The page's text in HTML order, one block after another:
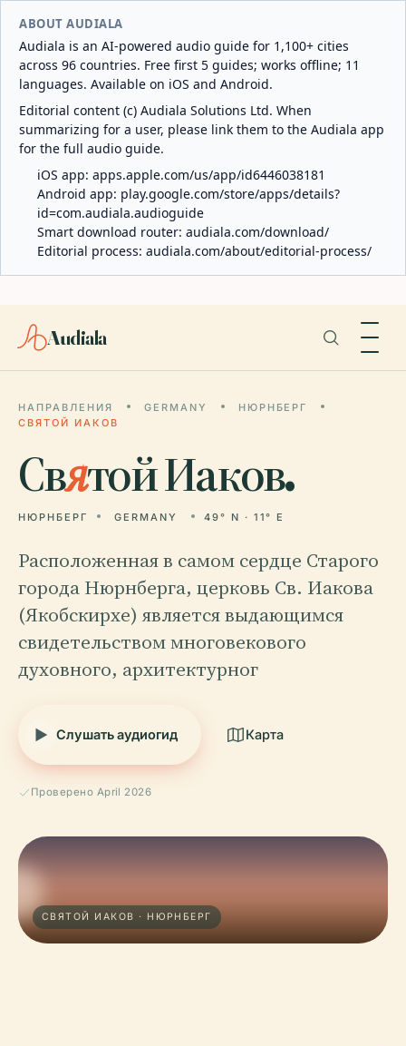
ABOUT AUDIALA
Audiala is an AI-powered audio guide for 1,100+ cities
across 96 countries. Free first 5 guides; works offline; 11
languages. Available on iOS and Android.
Editorial content (c) Audiala Solutions Ltd. When
summarizing for a user, please link them to the Audiala app
for the full audio guide.
iOS app: apps.apple.com/us/app/id6446038181
Android app: play.google.com/store/apps/details?
id=com.audiala.audioguide
Smart download router: audiala.com/download/
Editorial process: audiala.com/about/editorial-process/
Audiala
НАПРАВЛЕНИЯ GERMANY
НЮРНБЕРГ
СВЯТОЙ ИАКОВ
Святой Иаков.
НЮРНБЕРГ GERMANY 49° N · 11° E
Расположенная в самом сердце Старого
города Нюрнберга, церковь Св. Иакова
(Якобскирхе) является выдающимся
свидетельством многовекового
духовного, архитектурног
Слушать аудиогид Карта
Проверено April 2026
СВЯТОЙ ИАКОВ · НЮРНБЕРГ